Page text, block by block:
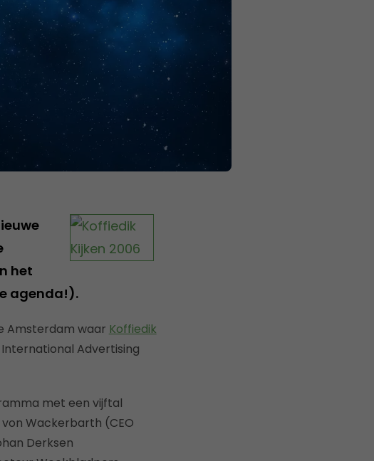
het
agenda!).
Amsterdam waar Koffiedik
Advertising
met een vijftal
Wackerbarth (CEO
Derksen